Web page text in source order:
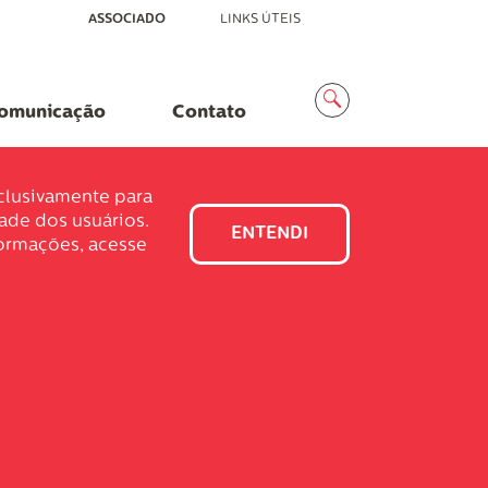
MenuASSOCIADO LINKS ÚTEIS
Contato
Busca
para
dos usuários.
acesse
ENTENDI